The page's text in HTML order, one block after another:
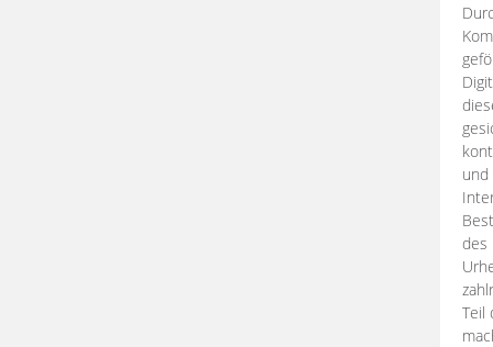
des
Teil